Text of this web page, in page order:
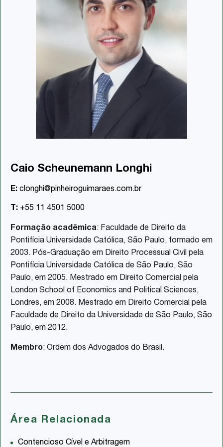
Caio Scheunemann Longhi
E: clonghi@pinheiroguimaraes.com.br
T: +55 11 4501 5000
Formação acadêmica: Faculdade de Direito da
Pontifícia Universidade Católica, São Paulo, formado em
2003. Pós-Graduação em Direito Processual Civil pela
Pontifícia Universidade Católica de São Paulo, São
Paulo, em 2005. Mestrado em Direito Comercial pela
London School of Economics and Political Sciences,
Londres, em 2008. Mestrado em Direito Comercial pela
Faculdade de Direito da Universidade de São Paulo, São
Paulo, em 2012.
Membro: Ordem dos Advogados do Brasil.
Área Relacionada
Contencioso Cível e Arbitragem